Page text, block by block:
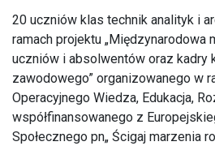
20 uczniów klas technik analityk i
ramach projektu „Międzynarodowa
uczniów i absolwentów oraz kadry
zawodowego” organizowanego w
Operacyjnego Wiedza, Edukacja,
współfinansowanego z
Społecznego pn„ Ścigaj marzenia